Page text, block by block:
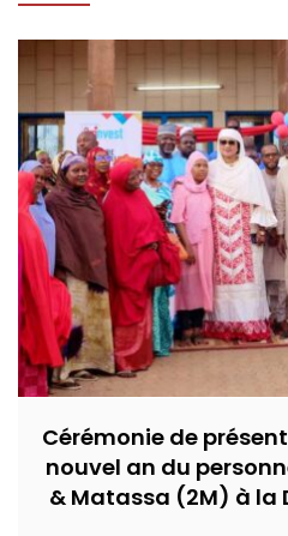
Cérémonie de
nouvel an du
& Matassa (2M) à la